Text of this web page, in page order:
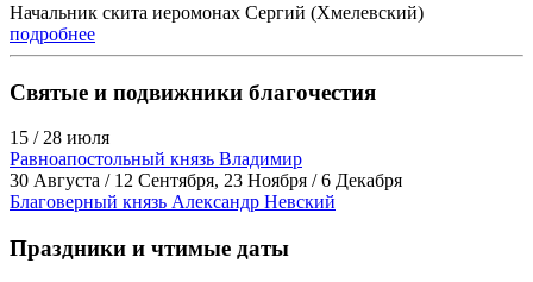
Начальник скита иеромонах Сергий (Хмелевский)
подробнее
Святые и подвижники благочестия
15 / 28 июля
Равноапостольный князь Владимир
30 Августа / 12 Сентября, 23 Ноября / 6 Декабря
Благоверный князь Александр Невский
Праздники и чтимые даты